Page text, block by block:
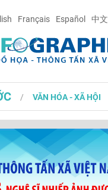
Français Español 中文
VĂN HÓA - XÃ HỘI